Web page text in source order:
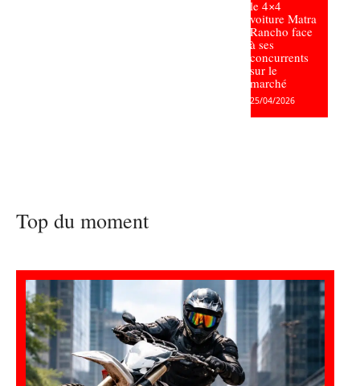
le 4×4
voiture Matra
Rancho face
à ses
concurrents
sur le
marché
25/04/2026
Top du moment